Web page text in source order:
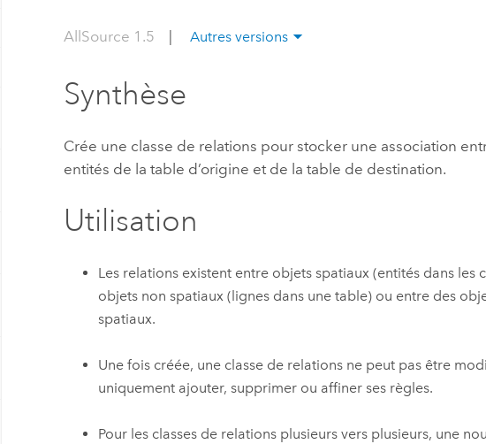
spatialeles secteurs d’activité
Tous les récits
AllSource 1.5 Autres versions
Synthèse
Crée une classe de relations pour stocker une association
entités de la table d’origine et de la table de destination.
Utilisation
Les relations existent entre objets spatiaux (entités dans les
objets non spatiaux (lignes dans une table) ou entre des
spatiaux.
Une fois créée, une classe de relations ne peut pas être
uniquement ajouter, supprimer ou affiner ses règles.
Pour les classes de relations plusieurs vers plusieurs, une